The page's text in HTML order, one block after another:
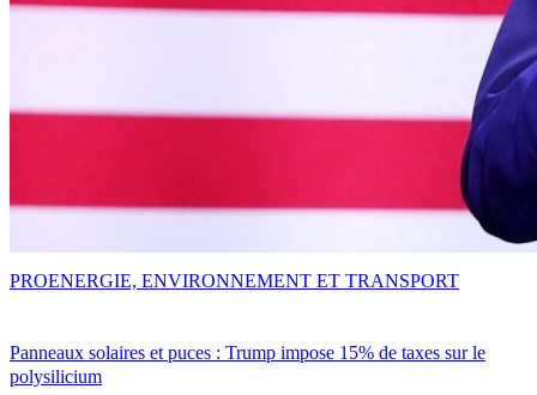
Panneaux solaires et puces : Trump impose 15% de taxes sur le
polysilicium
PROENERGIE, ENVIRONNEMENT ET TRANSPORT